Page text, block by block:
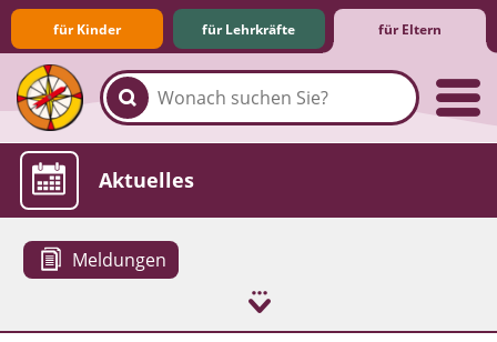
für Kinder für Lehrkräfte für Eltern
Familie & Medien
Spieletipps & Lernsoftware
Die Jüngsten im Netz
Lexikon
Aktuelles
Meldungen